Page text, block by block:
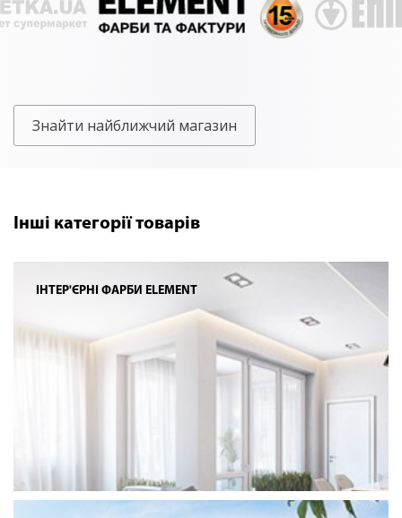
Знайти найближчий магазин
Інші категорії товарів
ІНТЕР'ЄРНІ ФАРБИ ELEMENT